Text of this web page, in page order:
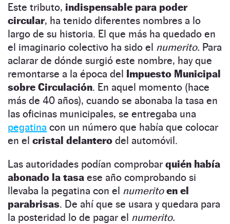
Este tributo, indispensable para poder
circular, ha tenido diferentes nombres a lo
largo de su historia. El que más ha quedado en
el imaginario colectivo ha sido el numerito. Para
aclarar de dónde surgió este nombre, hay que
remontarse a la época del Impuesto Municipal
sobre Circulación. En aquel momento (hace
más de 40 años), cuando se abonaba la tasa en
las oficinas municipales, se entregaba una
pegatina con un número que había que colocar
en el cristal delantero del automóvil.
Las autoridades podían comprobar quién había
abonado la tasa ese año comprobando si
llevaba la pegatina con el numeritoen el
parabrisas. De ahí que se usara y quedara para
la posteridad lo de pagar el numerito.